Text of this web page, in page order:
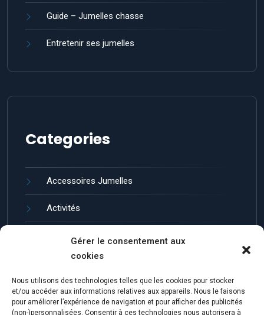
Gérer le consentement aux
cookies
Nous utilisons des technologies telles que les cookies pour stocker
et/ou accéder aux informations relatives aux appareils. Nous le faisons
pour améliorer l’expérience de navigation et pour afficher des publicités
(non-)personnalisées. Consentir à ces technologies nous autorisera à
Guide – Jumelles chasse
Entretenir ses jumelles
Categories
Accessoires Jumelles
Activités
Guides et entretien
Marques de Jumelles